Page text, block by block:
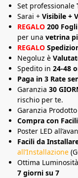
Set professionale
Sarai + Visibile +
REGALO 200 Fogli
per una vetrina
REGALO
Negoluz è
Spedito in 24-48
Paga in 3 Rate
Garanzia 30
rischio per te.
Garanzia Prodotto
Compra con
Poster LED
Facili da
all’Installazione
Ottima
7 giorni su 7